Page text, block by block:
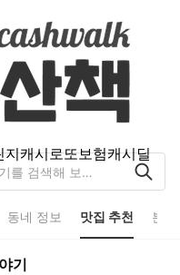
지캐시로또보험캐시딜
동네 정보 맛집 추천 분
기